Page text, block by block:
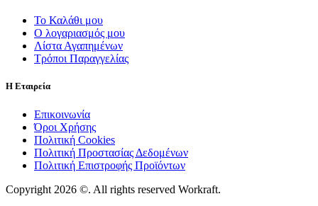
Το Καλάθι μου
Ο λογαριασμός μου
Λίστα Αγαπημένων
Τρόποι Παραγγελίας
Η Εταιρεία
Επικοινωνία
Όροι Χρήσης
Πολιτική Cookies
Πολιτική Προστασίας Δεδομένων
Πολιτική Επιστροφής Προϊόντων
Copyright 2026 ©. All rights reserved Workraft.